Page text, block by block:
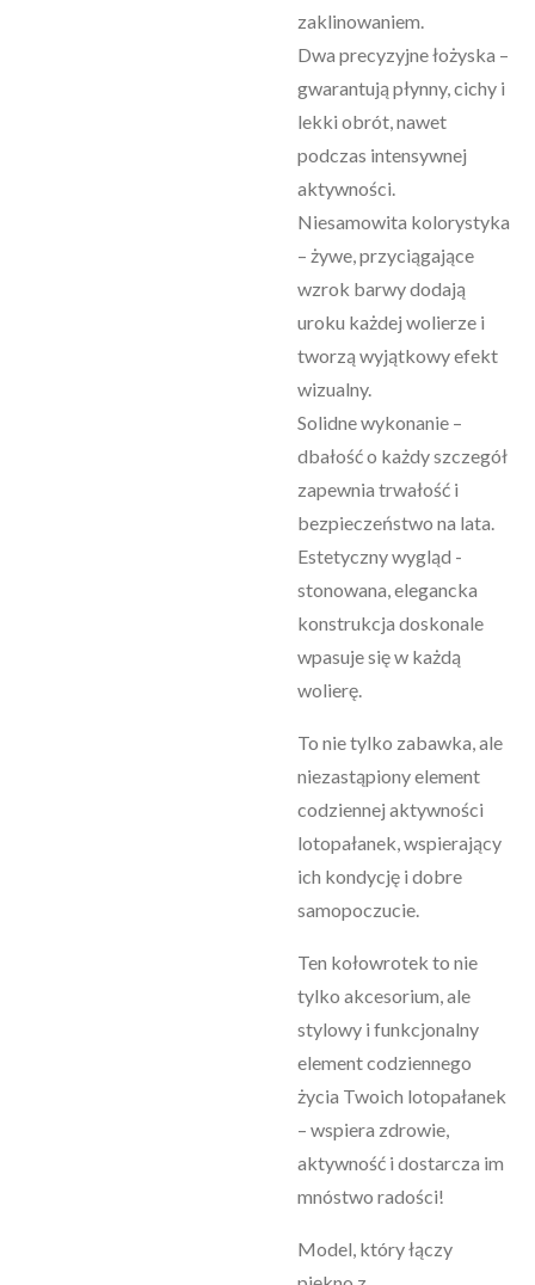
zaklinowaniem.
Dwa precyzyjne łożyska –
gwarantują płynny, cichy i
lekki obrót, nawet
podczas intensywnej
aktywności.
Niesamowita kolorystyka
– żywe, przyciągające
wzrok barwy dodają
uroku każdej wolierze i
tworzą wyjątkowy efekt
wizualny.
Solidne wykonanie –
dbałość o każdy szczegół
zapewnia trwałość i
bezpieczeństwo na lata.
Estetyczny wygląd -
stonowana, elegancka
konstrukcja doskonale
wpasuje się w każdą
wolierę.
To nie tylko zabawka, ale
niezastąpiony element
codziennej aktywności
lotopałanek, wspierający
ich kondycję i dobre
samopoczucie.
Ten kołowrotek to nie
tylko akcesorium, ale
stylowy i funkcjonalny
element codziennego
życia Twoich lotopałanek
– wspiera zdrowie,
aktywność i dostarcza im
mnóstwo radości!
Model, który łączy